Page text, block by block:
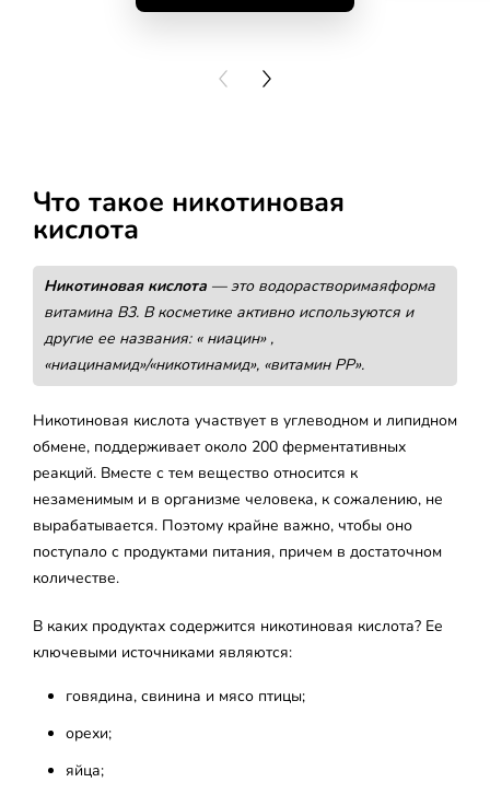
PREVIOUS CARD
NEXT CARD
Что такое никотиновая
кислота
Никотиновая кислота — это водорастворимаяформа
витамина B3. В косметике активно используются и
другие ее названия: « ниацин» ,
«ниацинамид»/«никотинамид», «витамин PP».
Никотиновая кислота участвует в углеводном и липидном
обмене, поддерживает около 200 ферментативных
реакций. Вместе с тем вещество относится к
незаменимым и в организме человека, к сожалению, не
вырабатывается. Поэтому крайне важно, чтобы оно
поступало с продуктами питания, причем в достаточном
количестве.
В каких продуктах содержится никотиновая кислота? Ее
ключевыми источниками являются:
говядина, свинина и мясо птицы;
орехи;
яйца;